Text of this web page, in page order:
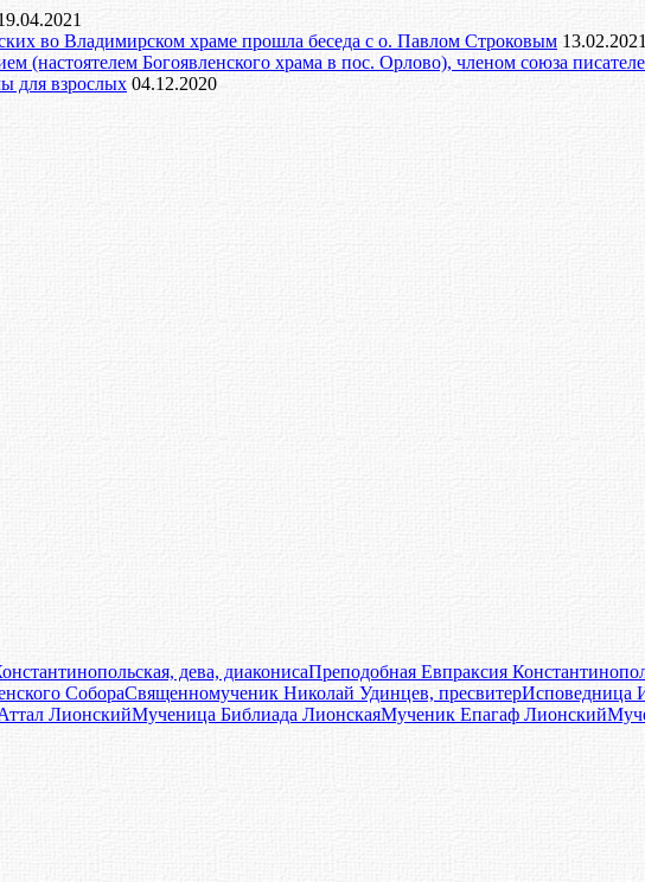
во Владимирском храме прошла беседа с о. Павлом Строковым 13.02.2021
(настоятелем Богоявленского храма в пос. Орлово), членом союза
для взрослых 04.12.2020
дева, диаконисаПреподобная Евпраксия
СобораСвященномученик Николай Удинцев, пресвитерИсповедница
ЛионскийМученица Библиада ЛионскаяМученик Епагаф Лионский